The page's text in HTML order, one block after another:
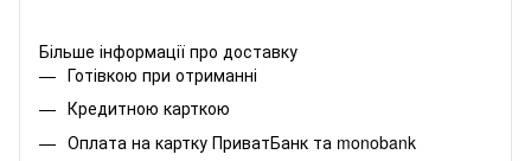
Більше інформації про доставку
Готівкою при отриманні
Кредитною карткою
Оплата на картку ПриватБанк та monobank